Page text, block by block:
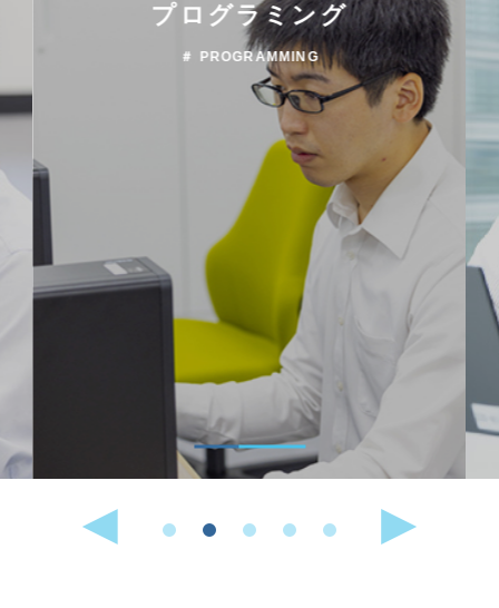
プログラミング
＃ PROGRAMMING